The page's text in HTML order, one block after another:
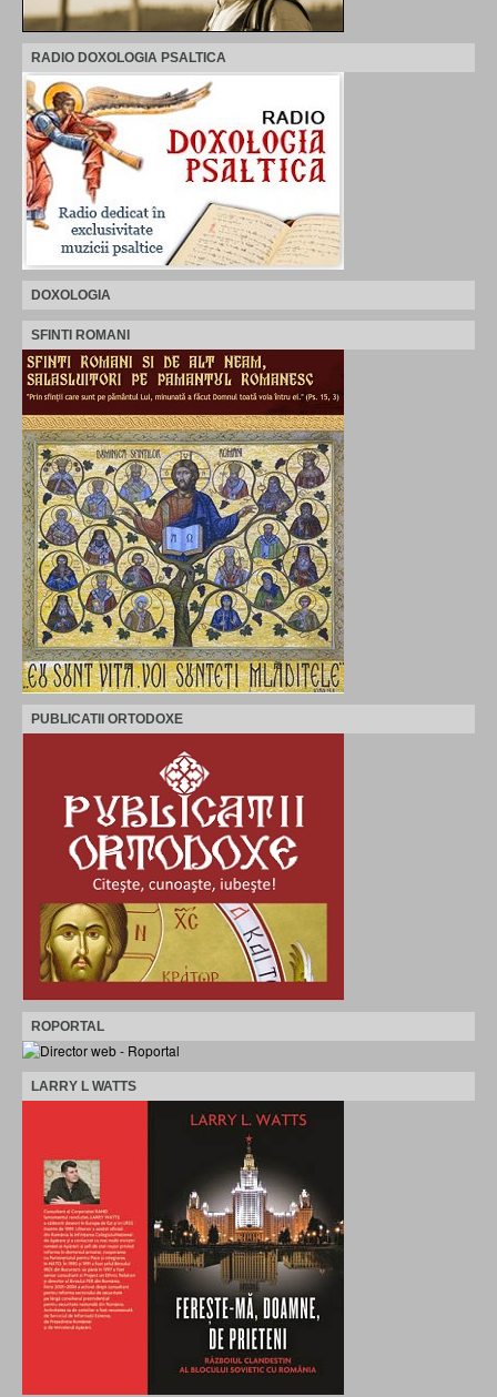
RADIO DOXOLOGIA PSALTICA
DOXOLOGIA
SFINTI ROMANI
PUBLICATII ORTODOXE
ROPORTAL
LARRY L WATTS